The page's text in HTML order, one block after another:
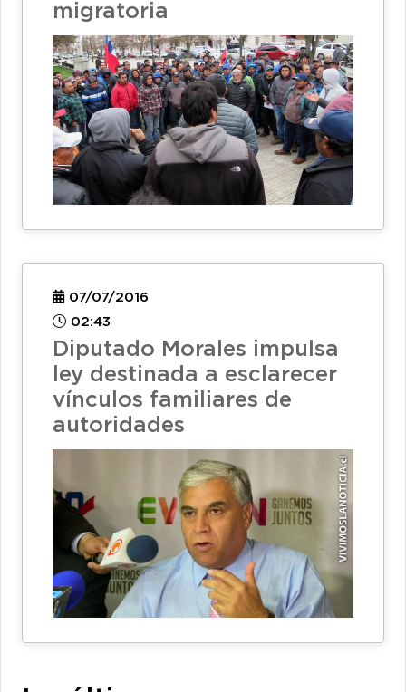
migratoria
07/07/2016
02:43
Diputado Morales impulsa
ley destinada a esclarecer
vínculos familiares de
autoridades